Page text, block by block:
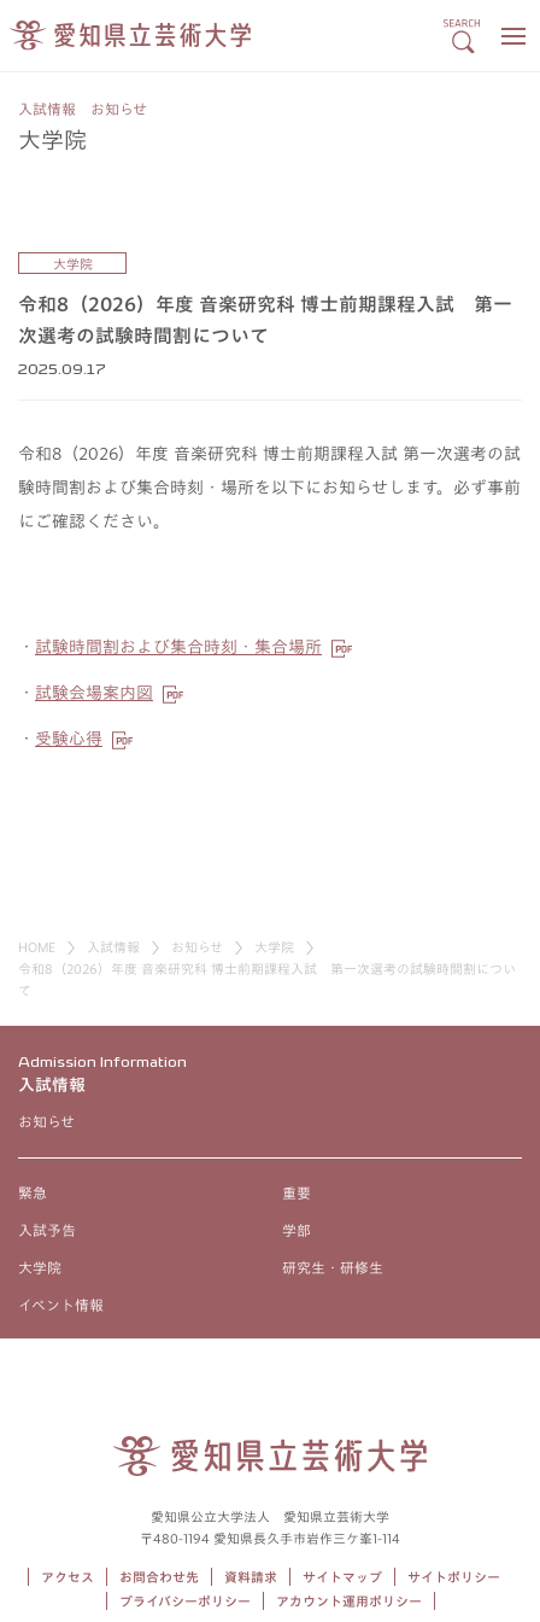
入試情報 お知らせ
大学院
大学院
令和8（2026）年度 音楽研究科 博士前期課程入試 第一
次選考の試験時間割について
2025.09.17
令和8（2026）年度 音楽研究科 博士前期課程入試 第一次選考の試
験時間割および集合時刻・場所を以下にお知らせします。必ず事前
にご確認ください。
・ 試験時間割および集合時刻・集合場所
・ 試験会場案内図
・ 受験心得
HOME 入試情報 お知らせ
大学院
令和8（2026）年度 音楽研究科 博士前期課程入試 第一次選考の試験時間割につい
て
Admission Information
入試情報
お知らせ
緊急 重要
入試予告 学部
大学院 研究生・研修生
イベント情報
愛知県公立大学法人 愛知県立芸術大学
〒480-1194 愛知県長久手市岩作三ケ峯1-114
アクセス お問合わせ先 資料請求 サイトマップ
サイトポリシー
プライバシーポリシー
アカウント運用ポリシー